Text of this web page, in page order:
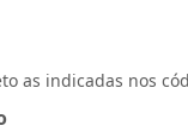
as indicadas nos